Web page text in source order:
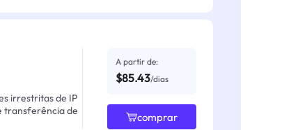
irrestritas de IP
transferência de
A partir de:
$85.43/dias
comprar